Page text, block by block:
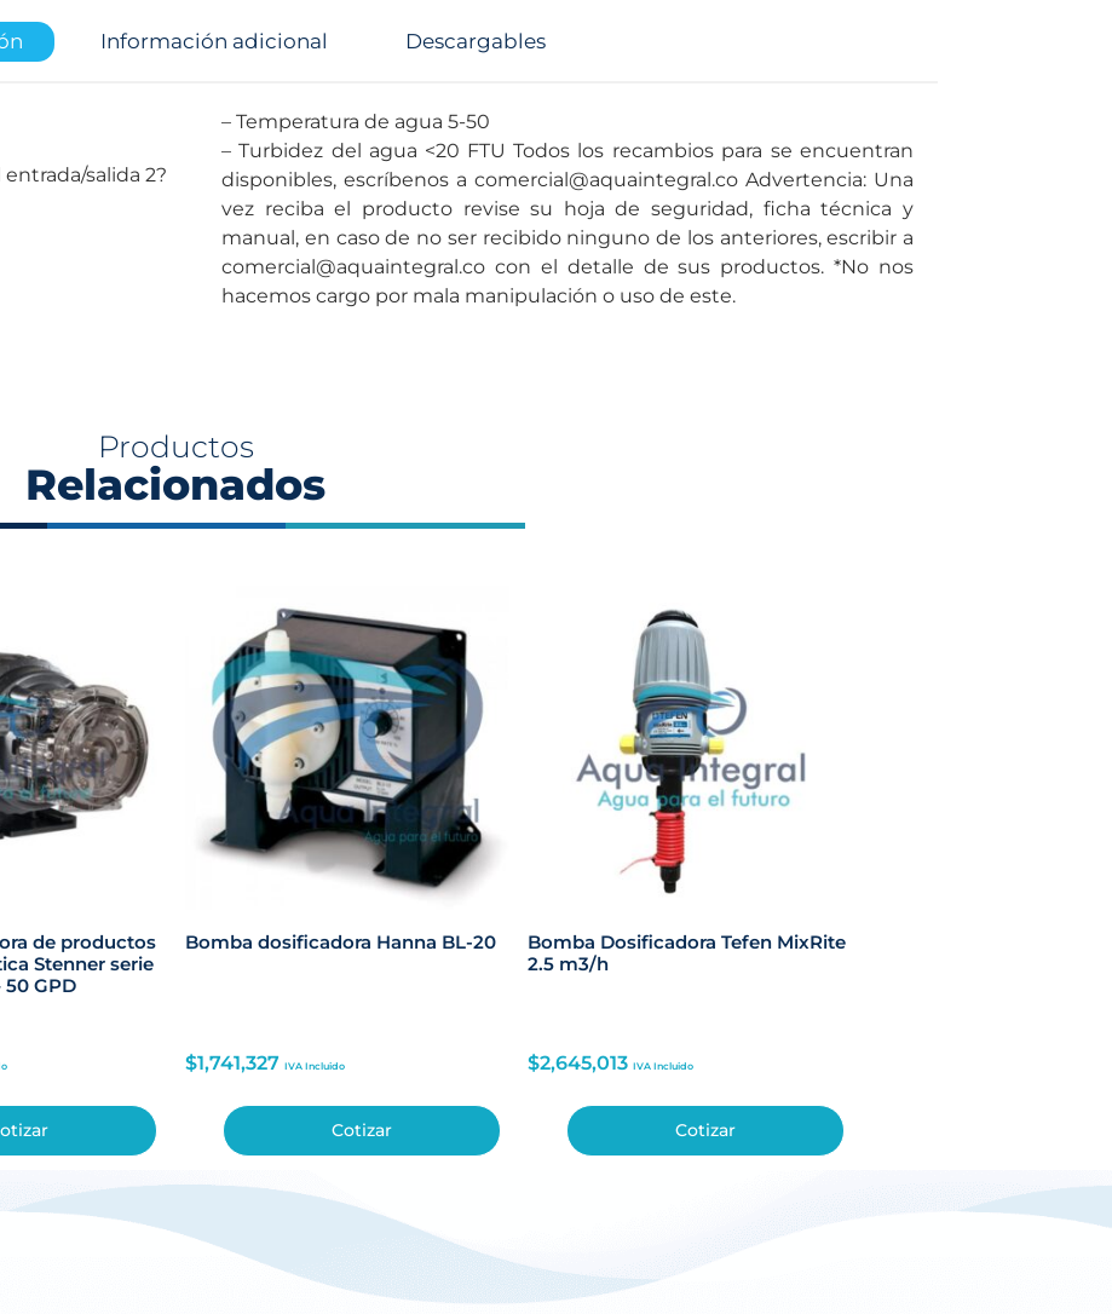
Información adicional Descargables
entrada/salida 2?
– Temperatura de agua 5-50
– Turbidez del agua <20 FTU Todos los recambios para se encuentran
disponibles, escríbenos a comercial@aquaintegral.co Advertencia: Una
vez reciba el producto revise su hoja de seguridad, ficha técnica y
manual, en caso de no ser recibido ninguno de los anteriores, escribir a
comercial@aquaintegral.co con el detalle de sus productos. *No nos
hacemos cargo por mala manipulación o uso de este.
Productos
Relacionados
de productos
Stenner serie
50 GPD
Bomba dosificadora Hanna BL-20
$1,741,327 IVA Incluido
Cotizar
Bomba Dosificadora Tefen MixRite
2.5 m3/h
$2,645,013 IVA Incluido
Cotizar